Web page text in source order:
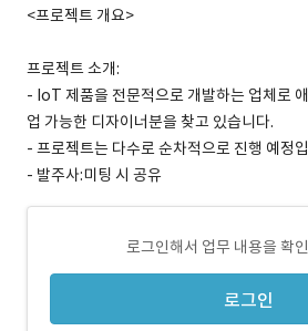
<프로젝트 개요>
프로젝트 소개:
- IoT 제품을 전문적으로 개발하는 업체로
업 가능한 디자이너분을 찾고 있습니다.
- 프로젝트는 다수로 순차적으로 진행 예정
- 발주사:미팅 시 공유
로그인해서 업무 내용을 확
로그인